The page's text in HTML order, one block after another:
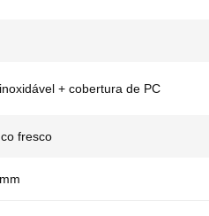
+ cobertura de PC
fresco